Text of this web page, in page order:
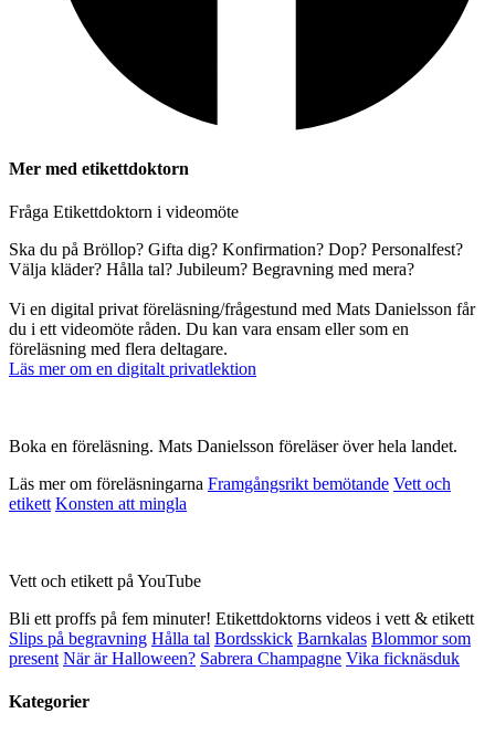
Mer med etikettdoktorn
Fråga Etikettdoktorn i videomöte
Ska du på Bröllop? Gifta dig? Konfirmation? Dop? Personalfest?
Välja kläder? Hålla tal? Jubileum? Begravning med mera?
Vi en digital privat föreläsning/frågestund med Mats Danielsson får
du i ett videomöte råden. Du kan vara ensam eller som en
föreläsning med flera deltagare.
Läs mer om en digitalt privatlektion
Boka en föreläsning. Mats Danielsson föreläser över hela landet.
Läs mer om föreläsningarna Framgångsrikt bemötande Vett och
etikett Konsten att mingla
Vett och etikett på YouTube
Bli ett proffs på fem minuter! Etikettdoktorns videos i vett & etikett
Slips på begravning Hålla tal Bordsskick Barnkalas Blommor som
present När är Halloween? Sabrera Champagne Vika ficknäsduk
Kategorier